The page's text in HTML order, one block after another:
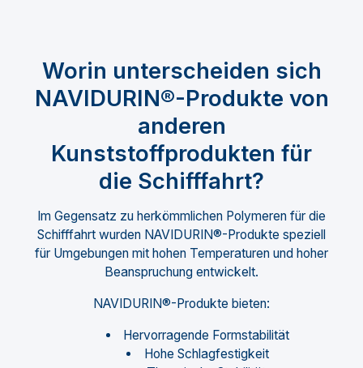
Worin unterscheiden sich
NAVIDURIN®-Produkte von
anderen
Kunststoffprodukten für
die Schifffahrt?
Im Gegensatz zu herkömmlichen Polymeren für die
Schifffahrt wurden NAVIDURIN®-Produkte speziell
für Umgebungen mit hohen Temperaturen und hoher
Beanspruchung entwickelt.
NAVIDURIN®-Produkte bieten:
Hervorragende Formstabilität
Hohe Schlagfestigkeit